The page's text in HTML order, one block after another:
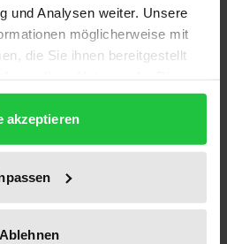
und Analysen weiter. Unsere
möglicherweise mit
die Sie ihnen bereitgestellt
akzeptieren
Ablehnen
die Vorarbeiten und
des Bundesrats. Die Texte
und eine
sich in diesem Band
juristischen und
informieren, mit denen für